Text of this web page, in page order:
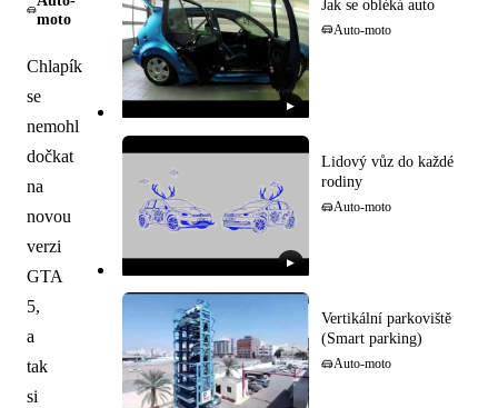
moto
Chlapík
se
nemohl
dočkat
na
novou
verzi
GTA
5,
a
tak
si
▶
Jak se obléká auto
Auto-moto
▶
Lidový vůz do každé
rodiny
Auto-moto
Vertikální parkoviště
(Smart parking)
Auto-moto